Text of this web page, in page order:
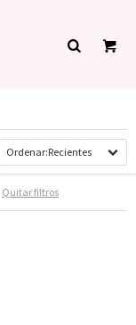
Recientes
Quitar filtros